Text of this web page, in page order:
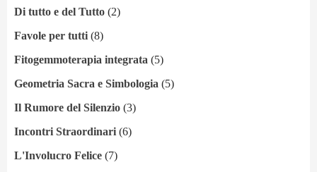
Di tutto e del Tutto (2)
Favole per tutti (8)
Fitogemmoterapia integrata (5)
Geometria Sacra e Simbologia (5)
Il Rumore del Silenzio (3)
Incontri Straordinari (6)
L'Involucro Felice (7)